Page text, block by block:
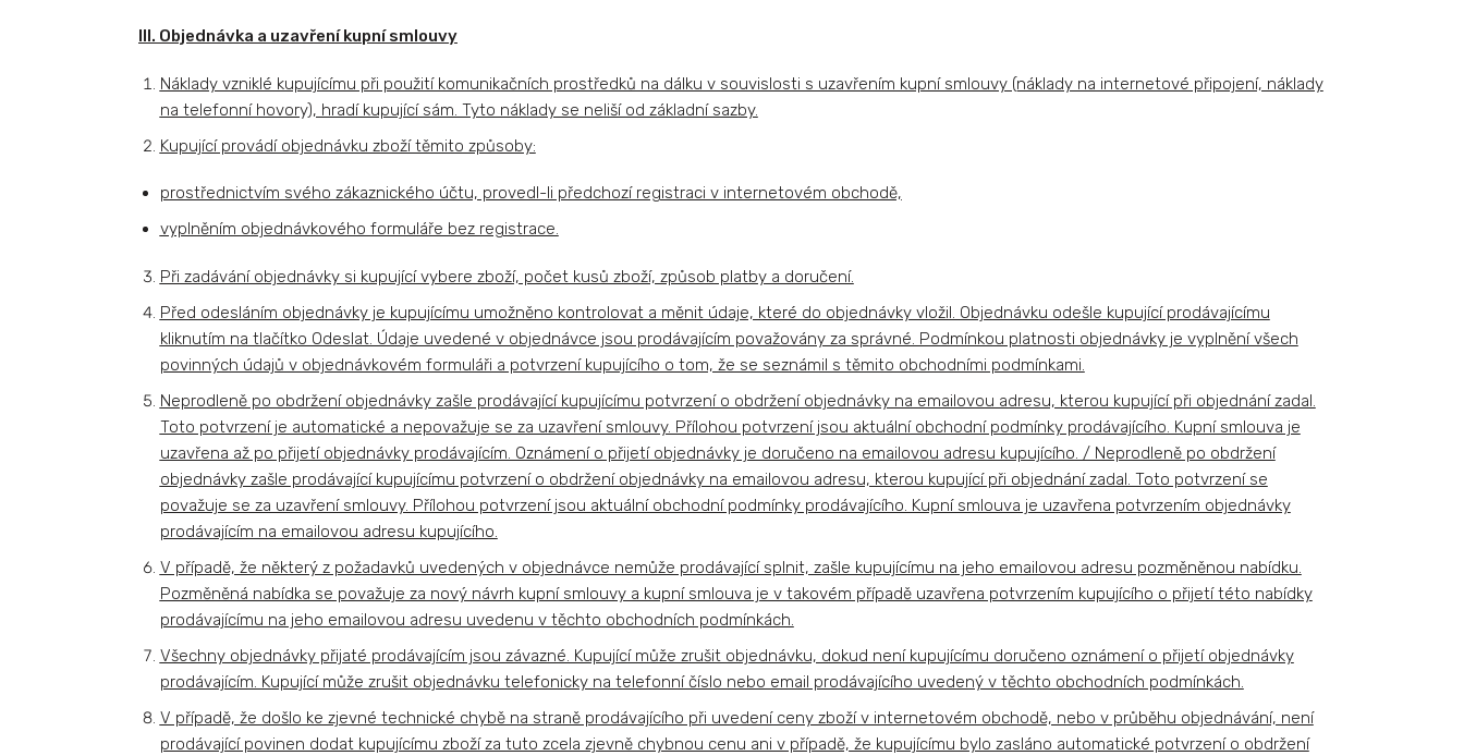
III. Objednávka a uzavření kupní smlouvy
Náklady vzniklé kupujícímu při použití komunikačních prostředků na dálku v souvislosti s uzavřením kupní smlouvy (náklady na internetové připojení, náklady
na telefonní hovory), hradí kupující sám. Tyto náklady se neliší od základní sazby.
Kupující provádí objednávku zboží těmito způsoby:
prostřednictvím svého zákaznického účtu, provedl-li předchozí registraci v internetovém obchodě,
vyplněním objednávkového formuláře bez registrace.
Při zadávání objednávky si kupující vybere zboží, počet kusů zboží, způsob platby a doručení.
Před odesláním objednávky je kupujícímu umožněno kontrolovat a měnit údaje, které do objednávky vložil. Objednávku odešle kupující prodávajícímu
kliknutím na tlačítko Odeslat. Údaje uvedené v objednávce jsou prodávajícím považovány za správné. Podmínkou platnosti objednávky je vyplnění všech
povinných údajů v objednávkovém formuláři a potvrzení kupujícího o tom, že se seznámil s těmito obchodními podmínkami.
Neprodleně po obdržení objednávky zašle prodávající kupujícímu potvrzení o obdržení objednávky na emailovou adresu, kterou kupující při objednání zadal.
Toto potvrzení je automatické a nepovažuje se za uzavření smlouvy. Přílohou potvrzení jsou aktuální obchodní podmínky prodávajícího. Kupní smlouva je
uzavřena až po přijetí objednávky prodávajícím. Oznámení o přijetí objednávky je doručeno na emailovou adresu kupujícího. / Neprodleně po obdržení
objednávky zašle prodávající kupujícímu potvrzení o obdržení objednávky na emailovou adresu, kterou kupující při objednání zadal. Toto potvrzení se
považuje se za uzavření smlouvy. Přílohou potvrzení jsou aktuální obchodní podmínky prodávajícího. Kupní smlouva je uzavřena potvrzením objednávky
prodávajícím na emailovou adresu kupujícího.
V případě, že některý z požadavků uvedených v objednávce nemůže prodávající splnit, zašle kupujícímu na jeho emailovou adresu pozměněnou nabídku.
Pozměněná nabídka se považuje za nový návrh kupní smlouvy a kupní smlouva je v takovém případě uzavřena potvrzením kupujícího o přijetí této nabídky
prodávajícímu na jeho emailovou adresu uvedenu v těchto obchodních podmínkách.
Všechny objednávky přijaté prodávajícím jsou závazné. Kupující může zrušit objednávku, dokud není kupujícímu doručeno oznámení o přijetí objednávky
prodávajícím. Kupující může zrušit objednávku telefonicky na telefonní číslo nebo email prodávajícího uvedený v těchto obchodních podmínkách.
V případě, že došlo ke zjevné technické chybě na straně prodávajícího při uvedení ceny zboží v internetovém obchodě, nebo v průběhu objednávání, není
prodávající povinen dodat kupujícímu zboží za tuto zcela zjevně chybnou cenu ani v případě, že kupujícímu bylo zasláno automatické potvrzení o obdržení